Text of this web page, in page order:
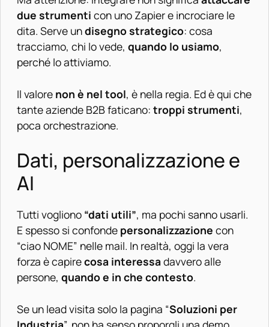
due strumenti con uno Zapier e incrociare le
dita. Serve undisegno strategico: cosa
tracciamo, chi lo vede, quando lo usiamo,
perché lo attiviamo.
Il valore non è nel tool, è nella regia. Ed è qui che
tante aziende B2B faticano: troppi strumenti,
poca orchestrazione.
Dati, personalizzazione e
AI
Tutti vogliono “dati utili”, ma pochi sanno usarli.
E spesso si confonde personalizzazione con
“ciao NOME” nelle mail. In realtà, oggi la vera
forza è capirecosa interessa davvero alle
persone, quando e in che contesto.
Se un lead visita solo la pagina “Soluzioni per